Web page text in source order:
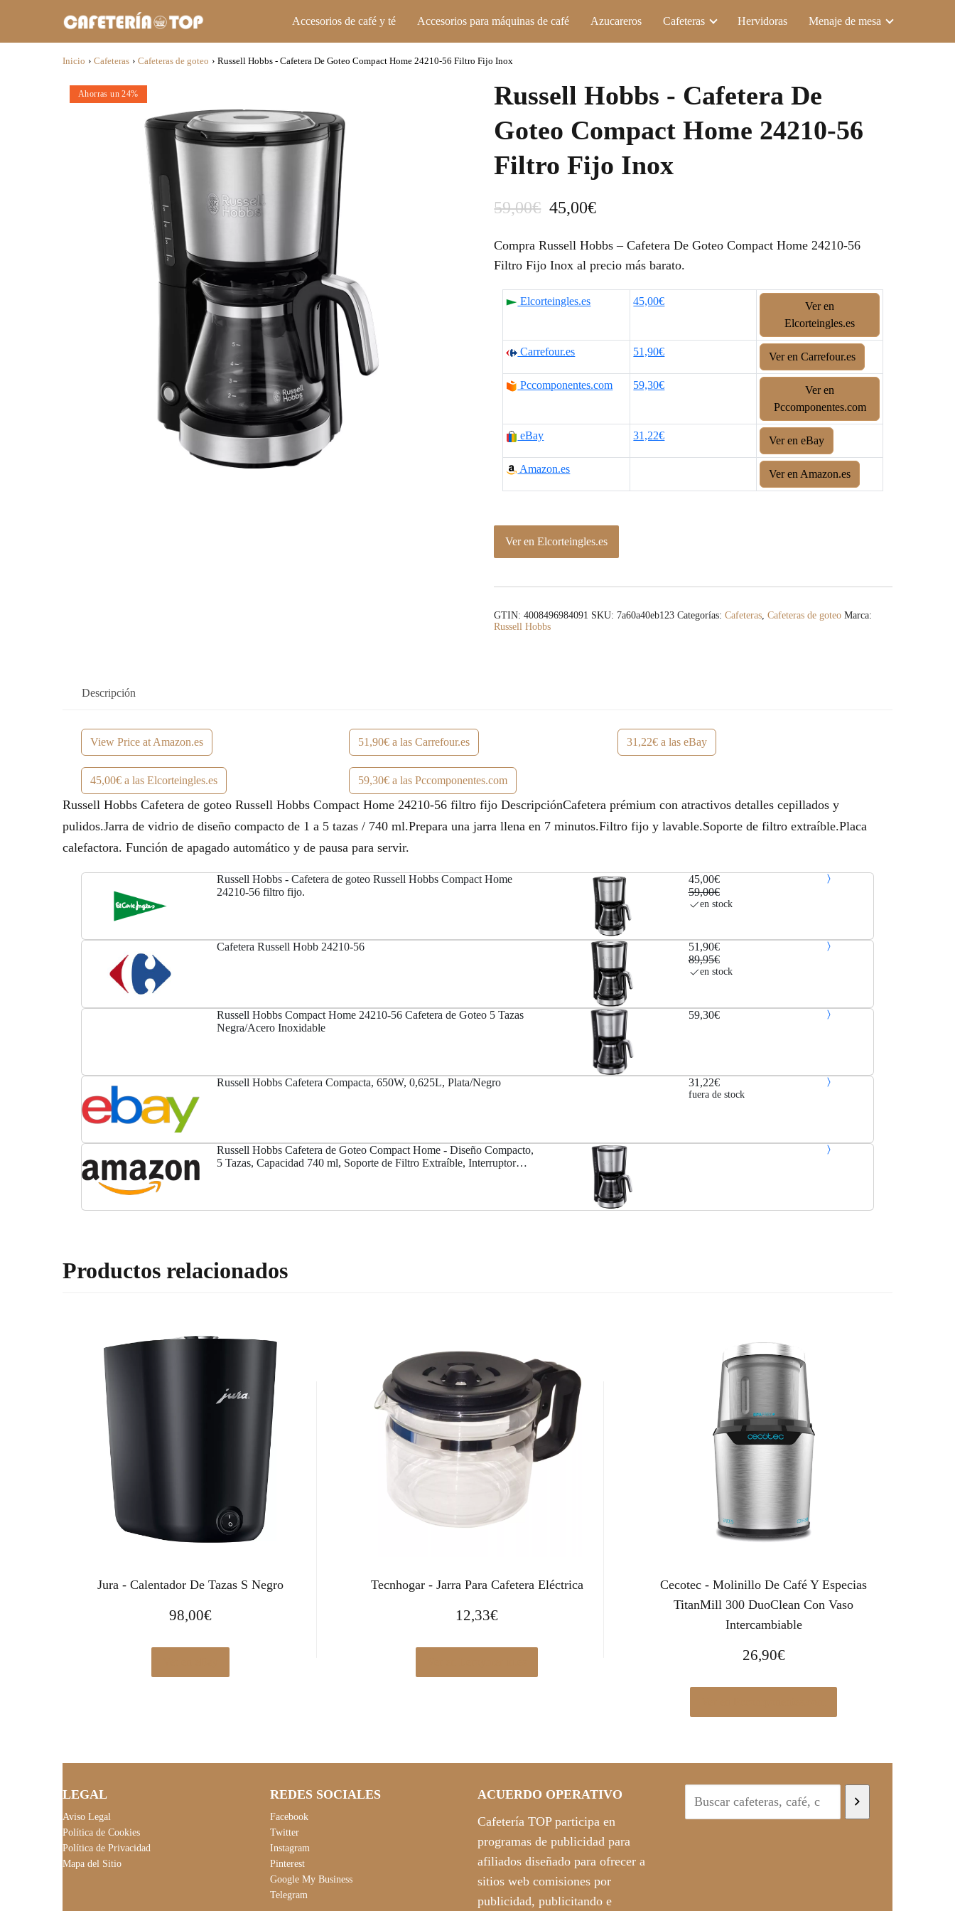
Accesorios de café y té Accesorios para máquinas de café Azucareros Cafeteras Hervidoras Menaje de mesa
Inicio › Cafeteras › Cafeteras de goteo › Russell Hobbs - Cafetera De Goteo Compact Home 24210-56 Filtro Fijo Inox
Ahorras un 24%
Russell Hobbs - Cafetera De
Goteo Compact Home 24210-56
Filtro Fijo Inox
59,00€ E
p
r
c
i
o
o
i
i
n
a
l
,
0
45,00€E
p
r
c
i
o
a
a
l
e
s
€
.
Compra Russell Hobbs – Cafetera De Goteo Compact Home 24210-56
Filtro Fijo Inox al precio más barato.
Elcorteingles.es 45,00€
Ver en
Elcorteingles.es
Carrefour.es 51,90€ Ver en Carrefour.es
Pccomponentes.com 59,30€
Ver en
Pccomponentes.com
eBay 31,22€ Ver en eBay
Amazon.es Ver en Amazon.es
Ver en Elcorteingles.es
GTIN: 4008496984091 SKU: 7a60a40eb123 Categorías:Cafeteras,Cafeteras de goteo Marca:
Russell Hobbs
Descripción
View Price at Amazon.es 51,90€ a las Carrefour.es 31,22€ a las eBay
45,00€ a las Elcorteingles.es 59,30€ a las Pccomponentes.com
Russell Hobbs Cafetera de goteo Russell Hobbs Compact Home 24210-56 filtro fijo DescripciónCafetera prémium con atractivos detalles cepillados y
pulidos.Jarra de vidrio de diseño compacto de 1 a 5 tazas / 740 ml.Prepara una jarra llena en 7 minutos.Filtro fijo y lavable.Soporte de filtro extraíble.Placa
calefactora. Función de apagado automático y de pausa para servir.
Russell Hobbs - Cafetera de goteo Russell Hobbs Compact Home
24210-56 filtro fijo.
45,00€
59,00€
en stock
Cafetera Russell Hobb 24210-56
51,90€
89,95€
en stock
Russell Hobbs Compact Home 24210-56 Cafetera de Goteo 5 Tazas
Negra/Acero Inoxidable
59,30€
Russell Hobbs Cafetera Compacta, 650W, 0,625L, Plata/Negro 31,22€
fuera de stock
Russell Hobbs Cafetera de Goteo Compact Home - Diseño Compacto,
5 Tazas, Capacidad 740 ml, Soporte de Filtro Extraíble, Interruptor
Productos relacionados
Jura - Calentador De Tazas S Negro
98,00€
Tecnhogar - Jarra Para Cafetera Eléctrica
12,33€
Cecotec - Molinillo De Café Y Especias
TitanMill 300 DuoClean Con Vaso
Intercambiable
26,90€
LEGAL
Aviso Legal
Política de Cookies
Política de Privacidad
Mapa del Sitio
REDES SOCIALES
Facebook
Twitter
Instagram
Pinterest
Google My Business
Telegram
ACUERDO OPERATIVO
Cafetería TOP participa en
programas de publicidad para
afiliados diseñado para ofrecer a
sitios web comisiones por
publicidad, publicitando e